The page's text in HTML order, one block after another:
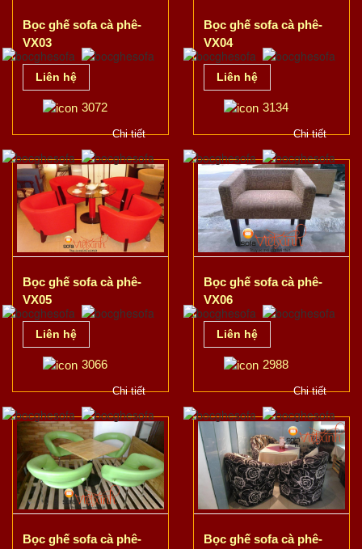
Bọc ghế sofa cà phê-
VX03
Liên hệ
3072
Chi tiết
Bọc ghế sofa cà phê-
VX04
Liên hệ
3134
Chi tiết
Bọc ghế sofa cà phê-
VX05
Liên hệ
3066
Chi tiết
Bọc ghế sofa cà phê-
VX06
Liên hệ
2988
Chi tiết
Bọc ghế sofa cà phê-
Bọc ghế sofa cà phê-